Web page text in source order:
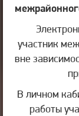
участник
вне
В личном
работы